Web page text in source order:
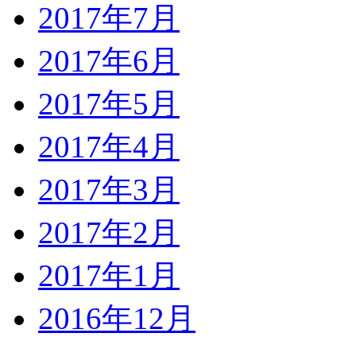
2017年7月
2017年6月
2017年5月
2017年4月
2017年3月
2017年2月
2017年1月
2016年12月